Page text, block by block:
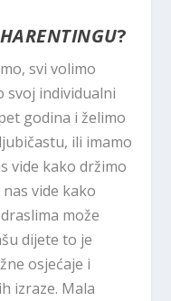
?
svi volimo
svoj individualni
godina i želimo
ili imamo
vide kako držimo
vide kako
može
dijete to je
osjećaje i
izraze. Mala